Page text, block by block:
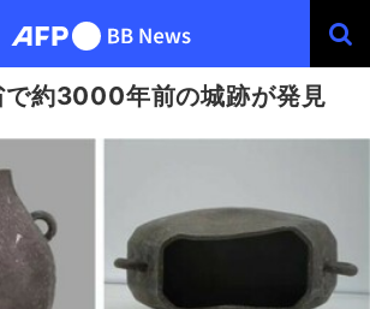
で約3000年前の城跡が発見